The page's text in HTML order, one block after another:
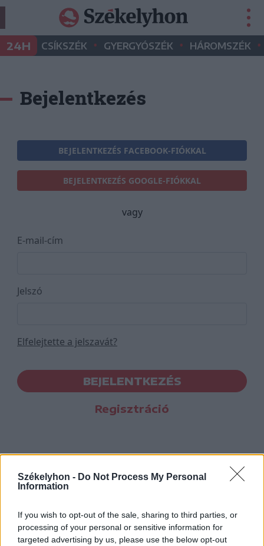
Székelyhon - Do Not Process My Personal
Information
If you wish to opt-out of the sale, sharing to third parties, or
processing of your personal or sensitive information for
targeted advertising by us, please use the below opt-out
24H CSÍKSZÉK • GYERGYÓSZÉK • HÁROMSZÉK •
Bejelentkezés
BEJELENTKEZÉS FACEBOOK-FIÓKKAL
BEJELENTKEZÉS GOOGLE-FIÓKKAL
vagy
E-mail-cím
Jelszó
Elfelejtette a jelszavát?
BEJELENTKEZÉS
Regisztráció